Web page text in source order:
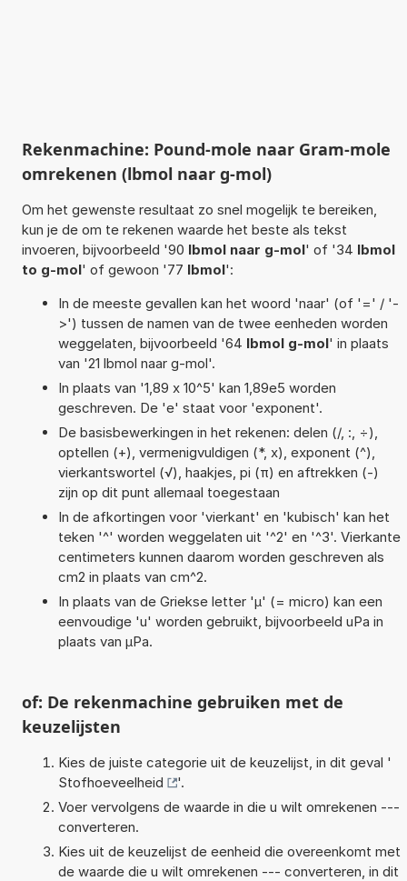
Rekenmachine: Pound-mole naar Gram-mole
omrekenen (lbmol naar g-mol)
Om het gewenste resultaat zo snel mogelijk te bereiken,
kun je de om te rekenen waarde het beste als tekst
invoeren, bijvoorbeeld '90 lbmol naar g-mol' of '34 lbmol
to g-mol' of gewoon '77 lbmol':
In de meeste gevallen kan het woord 'naar' (of '=' / '-
>') tussen de namen van de twee eenheden worden
weggelaten, bijvoorbeeld '64 lbmol g-mol' in plaats
van '21 lbmol naar g-mol'.
In plaats van '1,89 x 10^5' kan 1,89e5 worden
geschreven. De 'e' staat voor 'exponent'.
De basisbewerkingen in het rekenen: delen (/, :, ÷),
optellen (+), vermenigvuldigen (*, x), exponent (^),
vierkantswortel (√), haakjes, pi (π) en aftrekken (-)
zijn op dit punt allemaal toegestaan
In de afkortingen voor 'vierkant' en 'kubisch' kan het
teken '^' worden weggelaten uit '^2' en '^3'. Vierkante
centimeters kunnen daarom worden geschreven als
cm2 in plaats van cm^2.
In plaats van de Griekse letter 'µ' (= micro) kan een
eenvoudige 'u' worden gebruikt, bijvoorbeeld uPa in
plaats van µPa.
of: De rekenmachine gebruiken met de
keuzelijsten
Kies de juiste categorie uit de keuzelijst, in dit geval '
Stofhoeveelheid
'.
Voer vervolgens de waarde in die u wilt omrekenen ---
converteren.
Kies uit de keuzelijst de eenheid die overeenkomt met
de waarde die u wilt omrekenen --- converteren, in dit